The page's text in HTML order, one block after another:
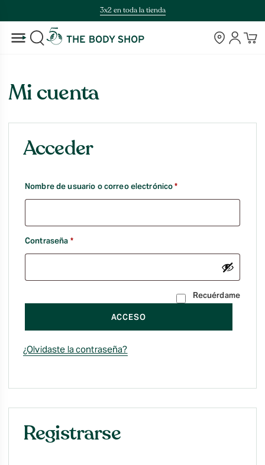
3x2 en toda la tienda
BUSCAR Tiendas
Cuenta
Mi cuenta
Acceder
Nombre de usuario o correo electrónico*Obligatorio
Contraseña *Obligatorio
Recuérdame
ACCESO
¿Olvidaste la contraseña?
Registrarse